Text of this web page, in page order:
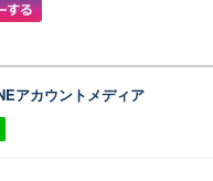
アカウントメディア